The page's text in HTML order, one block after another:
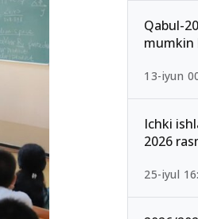
Qabul-
mumkin
13-iyun
Ichki
2026
25-iyul